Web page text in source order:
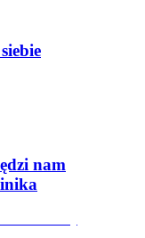
nam